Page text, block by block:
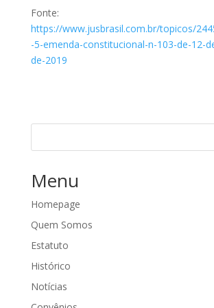
Fonte:
https://www.jusbrasil.com.br/topicos/
-5-emenda-constitucional-n-103-de-12-
de-2019
Menu
Homepage
Quem Somos
Estatuto
Histórico
Notícias